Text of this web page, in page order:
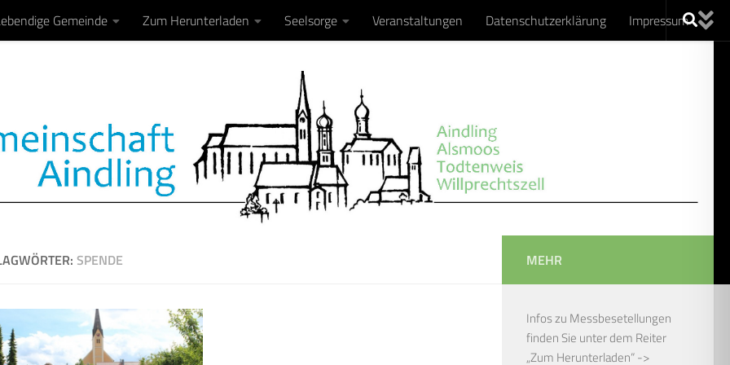
Gemeinde Zum Herunterladen Seelsorge Veranstaltungen Datenschutzerklärung Impressum
SPENDE MEHR
Infos zu Messbesetellungen
finden Sie unter dem Reiter
„Zum Herunterladen“ ->